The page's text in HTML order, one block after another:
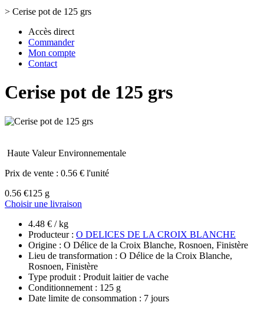
> Cerise pot de 125 grs
Accès direct
Commander
Mon compte
Contact
Cerise pot de 125 grs
Haute Valeur Environnementale
Prix de vente : 0.56 € l'unité
0.56 €125 g
Choisir une livraison
4.48 € / kg
Producteur : O DELICES DE LA CROIX BLANCHE
Origine : O Délice de la Croix Blanche, Rosnoen, Finistère
Lieu de transformation : O Délice de la Croix Blanche,
Rosnoen, Finistère
Type produit : Produit laitier de vache
Conditionnement : 125 g
Date limite de consommation : 7 jours